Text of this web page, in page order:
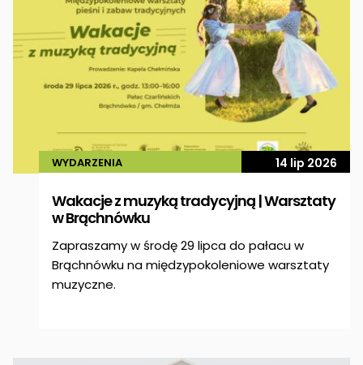
WYDARZENIA 14 lip 2026
Wakacje z muzyką tradycyjną | Warsztaty
w Brąchnówku
Zapraszamy w środę 29 lipca do pałacu w
Brąchnówku na międzypokoleniowe warsztaty
muzyczne.